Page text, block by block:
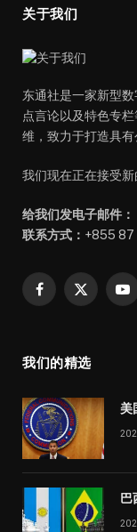
关于我们
东通社是一家新型
点言论以及特色专
维，致力于打造具有
我们现在正在接受新
给我们发电子邮件：
联系方式： +855 87
Facebook
X
我们的精选
美